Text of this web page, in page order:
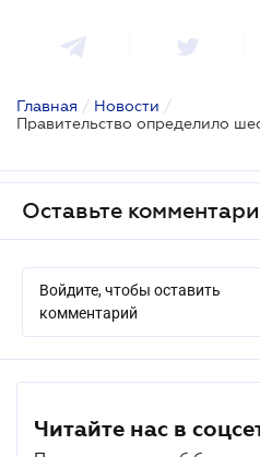
Главная / Новости /
Оставьте
Войдите, чтобы оставить
комментарий
Читайте нас в